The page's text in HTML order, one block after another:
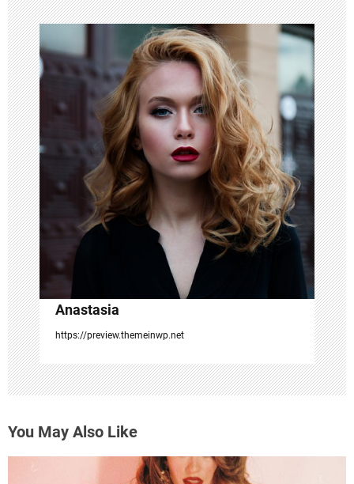
v
i
g
a
t
i
o
n
Anastasia
https://preview.themeinwp.net
You May Also Like